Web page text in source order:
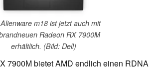
m18 ist jetzt auch mit
Radeon RX 7900M
erhältlich. (Bild: Dell)
7900M bietet AMD endlich einen RDNA